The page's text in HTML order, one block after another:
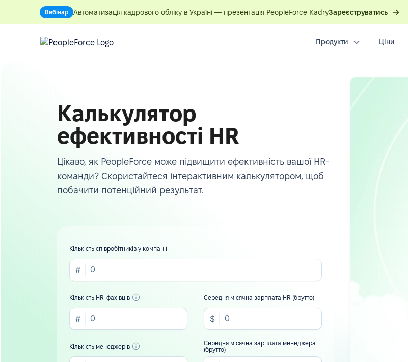
Вебінар Автоматизація кадрового обліку в Україні — презентація PeopleForce KadryЗареєструватись
Продукти Ціни
Калькулятор
ефективності HR
Цікаво, як PeopleForce може підвищити ефективність вашої HR-
команди? Скористайтеся інтерактивним калькулятором, щоб
побачити потенційний результат.
Кількість співробітників у компанії
Кількість HR-фахівців Середня місячна зарплата HR (брутто)
Кількість менеджерів
Середня місячна зарплата менеджера
(брутто)